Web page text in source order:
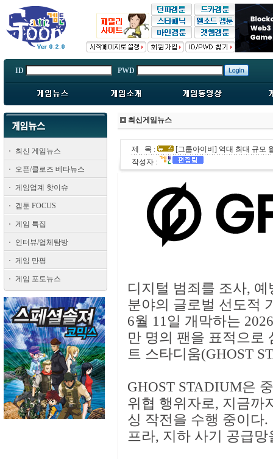
ID PWD
최신 게임뉴스
오픈/클로즈 베타뉴스
게임업계 핫이슈
겜툰 FOCUS
게임 특집
인터뷰/업체탐방
게임 만평
게임 포토뉴스
최신게임뉴스
제 목 :
[그룹아이비] 역대 최대 규모
작성자 :
디지털 범죄를 조사,
분야의 글로벌 선도적
6월 11일 개막하는
만 명의 팬을 표적으로
트 스타디움(GHOST
GHOST STADIUM은
위협 행위자로, 지금까
싱 작전을 수행 중이다
프라, 지하 사기 공급